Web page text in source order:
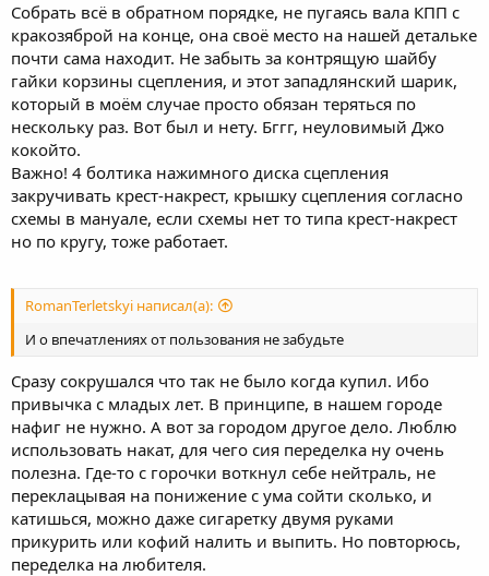
Собрать всё в обратном порядке, не пугаясь вала КПП с
кракозяброй на конце, она своё место на нашей детальке
почти сама находит. Не забыть за контрящую шайбу
гайки корзины сцепления, и этот западлянский шарик,
который в моём случае просто обязан теряться по
нескольку раз. Вот был и нету. Бггг, неуловимый Джо
кокойто.
Важно! 4 болтика нажимного диска сцепления
закручивать крест-накрест, крышку сцепления согласно
схемы в мануале, если схемы нет то типа крест-накрест
но по кругу, тоже работает.
RomanTerletskyi написал(а):
И о впечатлениях от пользования не забудьте
Сразу сокрушался что так не было когда купил. Ибо
привычка с младых лет. В принципе, в нашем городе
нафиг не нужно. А вот за городом другое дело. Люблю
использовать накат, для чего сия переделка ну очень
полезна. Где-то с горочки воткнул себе нейтраль, не
переклацывая на понижение с ума сойти сколько, и
катишься, можно даже сигаретку двумя руками
прикурить или кофий налить и выпить. Но повторюсь,
переделка на любителя.